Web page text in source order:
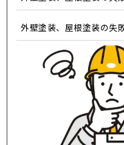
外壁塗装、屋根塗装の失